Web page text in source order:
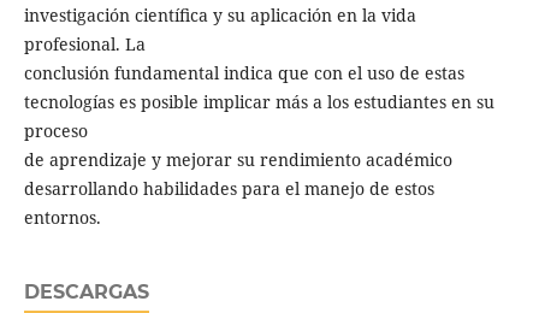
investigación cientíﬁca y su aplicación en la vida
profesional. La
conclusión fundamental indica que con el uso de estas
tecnologías es posible implicar más a los estudiantes en su
proceso
de aprendizaje y mejorar su rendimiento académico
desarrollando habilidades para el manejo de estos
entornos.
DESCARGAS